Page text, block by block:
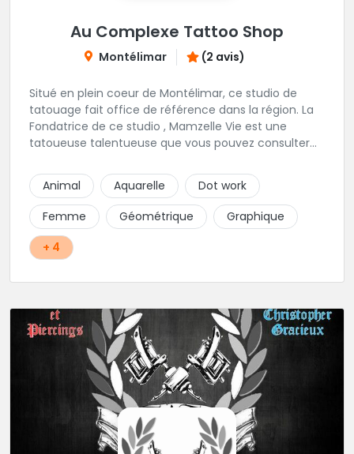
Au Complexe Tattoo Shop
Montélimar (2 avis)
Situé en plein coeur de Montélimar, ce studio de
tatouage fait office de référence dans la région. La
Fondatrice de ce studio , Mamzelle Vie est une
tatoueuse talentueuse que vous pouvez consulter
Animal
Aquarelle
Dot work
Femme
Géométrique
Graphique
+ 4